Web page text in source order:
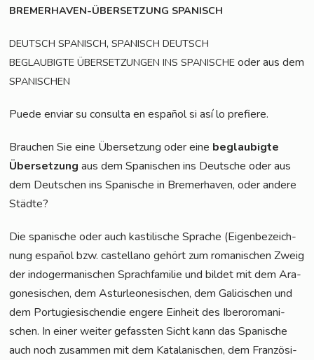
BREMERHAVEN-ÜBERSETZUNG SPANISCH
DEUTSCH SPANISCH,SPANISCH DEUTSCH
BEGLAUBIGTE ÜBERSETZUNGEN INS SPANISCHE oder aus dem
SPANISCHEN
Pue­de envi­ar su con­sul­ta en espa­ñol si así lo prefiere.
Brau­chen Sie eine Über­set­zung oder eine beglau­big­te
Über­set­zung aus dem Spa­ni­schen ins Deut­sche oder aus
dem Deut­schen ins Spa­ni­sche in Bre­mer­ha­ven, oder ande­re
Städte?
Die spa­ni­sche oder auch kas­ti­li­sche Spra­che (Eigen­be­zeich­
nung espa­ñol bzw. cas­tel­lano gehört zum roma­ni­schen Zweig
der indo­ger­ma­ni­schen Sprach­fa­mi­lie und bil­det mit dem Ara­
go­ne­si­schen, dem Ast­ur­leo­ne­si­schen, dem Gali­cis­chen und
dem Por­tu­gie­si­schen­die enge­re Ein­heit des Ibe­ro­ro­ma­ni­
schen. In einer wei­ter gefass­ten Sicht kann das Spa­ni­sche
auch noch zusam­men mit dem Kata­la­ni­schen, dem Fran­zö­si­